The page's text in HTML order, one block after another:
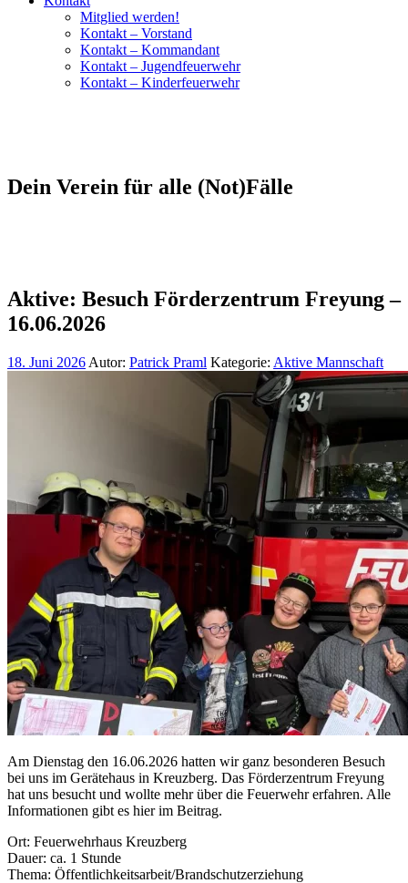
Mitglied werden!
Kontakt – Vorstand
Kontakt – Kommandant
Kontakt – Jugendfeuerwehr
Kontakt – Kinderfeuerwehr
Dein Verein für alle (Not)Fälle
Aktive: Besuch Förderzentrum Freyung –
16.06.2026
18. Juni 2026 Autor: Patrick Praml Kategorie: Aktive Mannschaft
Am Dienstag den 16.06.2026 hatten wir ganz besonderen Besuch
bei uns im Gerätehaus in Kreuzberg. Das Förderzentrum Freyung
hat uns besucht und wollte mehr über die Feuerwehr erfahren. Alle
Informationen gibt es hier im Beitrag.
Ort: Feuerwehrhaus Kreuzberg
Dauer: ca. 1 Stunde
Thema: Öffentlichkeitsarbeit/Brandschutzerziehung